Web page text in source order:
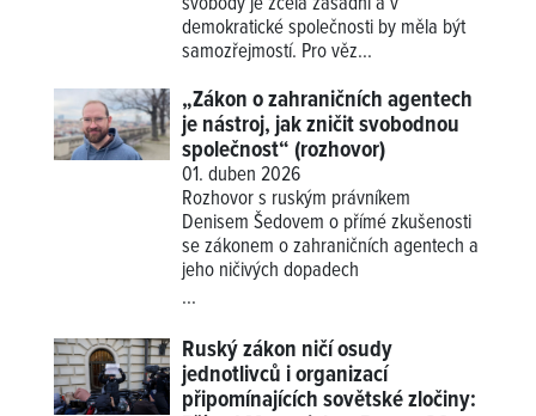
demokratické společnosti by měla být
samozřejmostí. Pro věz...
„Zákon o zahraničních agentech
je nástroj, jak zničit svobodnou
společnost“ (rozhovor)
01. duben 2026
Rozhovor s ruským právníkem
Denisem Šedovem o přímé zkušenosti
se zákonem o zahraničních agentech a
jeho ničivých dopadech
...
Ruský zákon ničí osudy
jednotlivců i organizací
připomínajících sovětské zločiny: